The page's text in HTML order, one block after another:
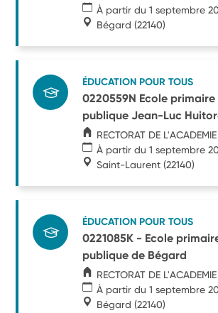
À partir du 1 septembre
Bégard (22140)
ÉDUCATION POUR TOUS
0220559N Ecole primaire
publique Jean-Luc
RECTORAT DE
À partir du 1 septembre
Saint-Laurent (22140)
ÉDUCATION POUR TOUS
0221085K - Ecole
publique de Bégard
RECTORAT DE
À partir du 1 septembre
Bégard (22140)